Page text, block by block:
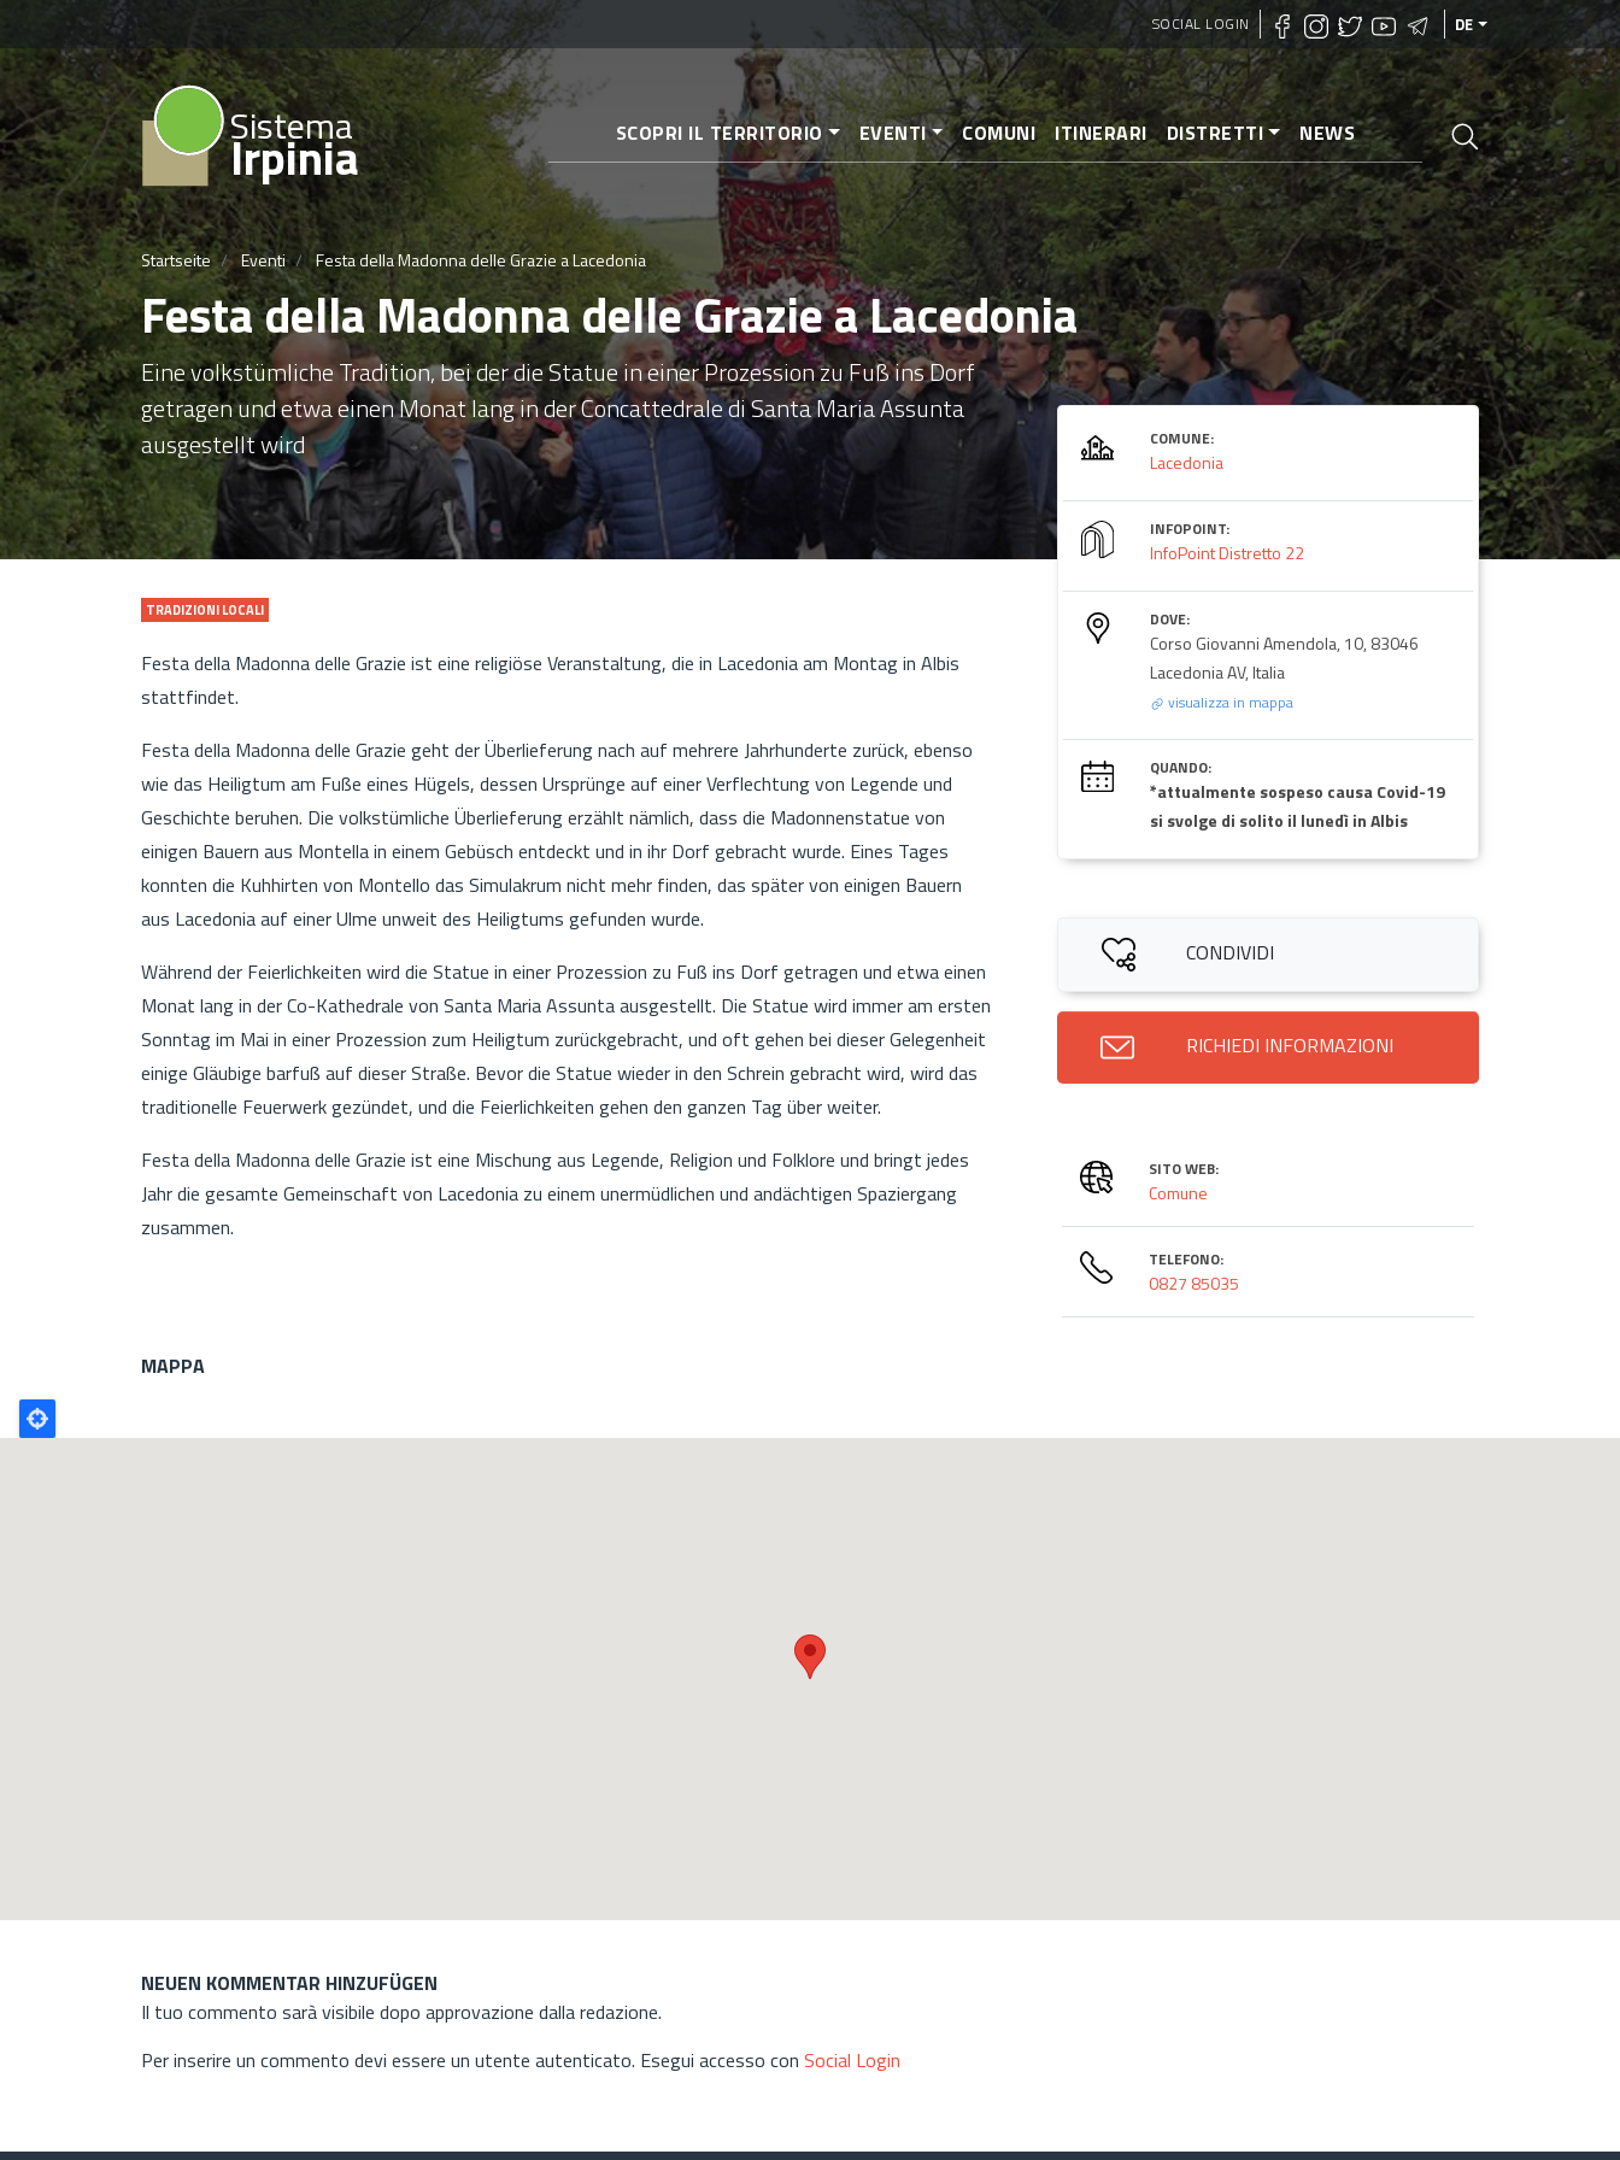
zum
Inhalt
SOCIAL LOGIN DE
Sistema
Irpinia SCOPRI IL TERRITORIO EVENTI COMUNI ITINERARI DISTRETTI NEWS
Startseite Eventi Festa della Madonna delle Grazie a Lacedonia
Festa della Madonna delle Grazie a Lacedonia
Eine volkstümliche Tradition, bei der die Statue in einer Prozession zu Fuß ins Dorf
getragen und etwa einen Monat lang in der Concattedrale di Santa Maria Assunta
ausgestellt wird
TRADIZIONI LOCALI
Festa della Madonna delle Grazie ist eine religiöse Veranstaltung, die in Lacedonia am Montag in Albis
stattfindet.
Festa della Madonna delle Grazie geht der Überlieferung nach auf mehrere Jahrhunderte zurück, ebenso
wie das Heiligtum am Fuße eines Hügels, dessen Ursprünge auf einer Verflechtung von Legende und
Geschichte beruhen. Die volkstümliche Überlieferung erzählt nämlich, dass die Madonnenstatue von
einigen Bauern aus Montella in einem Gebüsch entdeckt und in ihr Dorf gebracht wurde. Eines Tages
konnten die Kuhhirten von Montello das Simulakrum nicht mehr finden, das später von einigen Bauern
aus Lacedonia auf einer Ulme unweit des Heiligtums gefunden wurde.
Während der Feierlichkeiten wird die Statue in einer Prozession zu Fuß ins Dorf getragen und etwa einen
Monat lang in der Co-Kathedrale von Santa Maria Assunta ausgestellt. Die Statue wird immer am ersten
Sonntag im Mai in einer Prozession zum Heiligtum zurückgebracht, und oft gehen bei dieser Gelegenheit
einige Gläubige barfuß auf dieser Straße. Bevor die Statue wieder in den Schrein gebracht wird, wird das
traditionelle Feuerwerk gezündet, und die Feierlichkeiten gehen den ganzen Tag über weiter.
Festa della Madonna delle Grazie ist eine Mischung aus Legende, Religion und Folklore und bringt jedes
Jahr die gesamte Gemeinschaft von Lacedonia zu einem unermüdlichen und andächtigen Spaziergang
zusammen.
COMUNE:
Lacedonia
INFOPOINT:
InfoPoint Distretto 22
DOVE:
Corso Giovanni Amendola, 10, 83046
Lacedonia AV, Italia
visualizza in mappa
QUANDO:
*attualmente sospeso causa Covid-19
si svolge di solito il lunedì in Albis
CONDIVIDI
RICHIEDI INFORMAZIONI
SITO WEB:
Comune
TELEFONO:
0827 85035
MAPPA
Poligono
GEO
NEUEN KOMMENTAR HINZUFÜGEN
Il tuo commento sarà visibile dopo approvazione dalla redazione.
Per inserire un commento devi essere un utente autenticato. Esegui accesso con Social Login